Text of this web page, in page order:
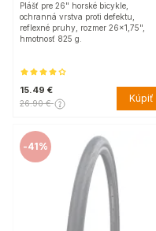
Plášť pre 26" horské bicykle,
ochranná vrstva proti defektu,
reflexné pruhy, rozmer 26x1,75",
hmotnosť 825 g.
15.49 €
26.90 € Kúpiť
-41%